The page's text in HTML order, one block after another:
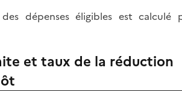
des dépenses éligibles est calculé
et taux de la réduction